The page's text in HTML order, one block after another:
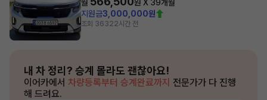
월 원 X 39개월
지원금3,000,000원
조회 36322시간 전
내 차 정리? 승계 몰라도 괜찮아요!
이어카에서 차량등록부터 승계완료까지 전문가가 다 진행
해 드려요.